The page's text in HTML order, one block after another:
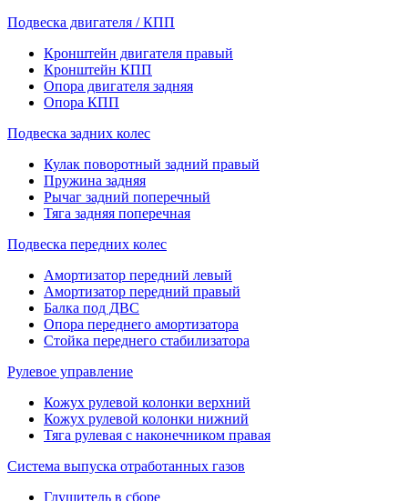
Подвеска двигателя / КПП
Кронштейн двигателя правый
Кронштейн КПП
Опора двигателя задняя
Опора КПП
Подвеска задних колес
Кулак поворотный задний правый
Пружина задняя
Рычаг задний поперечный
Тяга задняя поперечная
Подвеска передних колес
Амортизатор передний левый
Амортизатор передний правый
Балка под ДВС
Опора переднего амортизатора
Стойка переднего стабилизатора
Рулевое управление
Кожух рулевой колонки верхний
Кожух рулевой колонки нижний
Тяга рулевая с наконечником правая
Система выпуска отработанных газов
Глушитель в сборе